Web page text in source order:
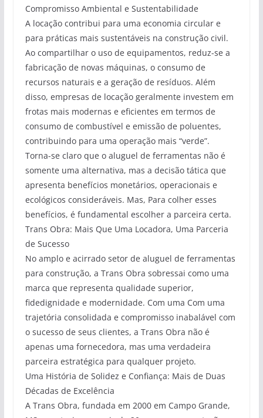
Compromisso Ambiental e Sustentabilidade
A locação contribui para uma economia circular e
para práticas mais sustentáveis na construção civil.
Ao compartilhar o uso de equipamentos, reduz-se a
fabricação de novas máquinas, o consumo de
recursos naturais e a geração de resíduos. Além
disso, empresas de locação geralmente investem em
frotas mais modernas e eficientes em termos de
consumo de combustível e emissão de poluentes,
contribuindo para uma operação mais “verde”.
Torna-se claro que o aluguel de ferramentas não é
somente uma alternativa, mas a decisão tática que
apresenta benefícios monetários, operacionais e
ecológicos consideráveis. Mas, Para colher esses
benefícios, é fundamental escolher a parceira certa.
Trans Obra: Mais Que Uma Locadora, Uma Parceria
de Sucesso
No amplo e acirrado setor de aluguel de ferramentas
para construção, a Trans Obra sobressai como uma
marca que representa qualidade superior,
fidedignidade e modernidade. Com uma Com uma
trajetória consolidada e compromisso inabalável com
o sucesso de seus clientes, a Trans Obra não é
apenas uma fornecedora, mas uma verdadeira
parceira estratégica para qualquer projeto.
Uma História de Solidez e Confiança: Mais de Duas
Décadas de Excelência
A Trans Obra, fundada em 2000 em Campo Grande,